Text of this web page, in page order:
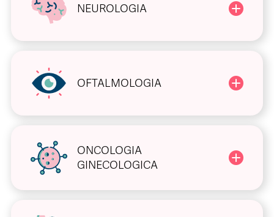
NEUROLOGIA
OFTALMOLOGIA
ONCOLOGIA
GINECOLOGICA